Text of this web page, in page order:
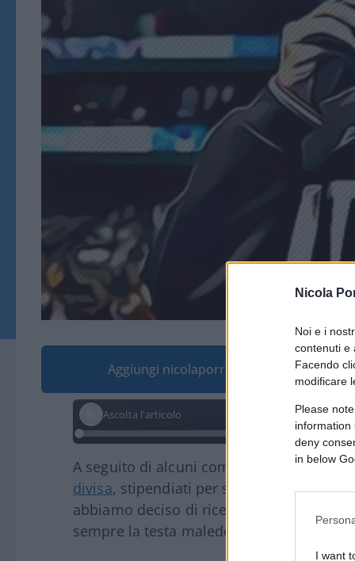
Nicola
Noi e i
contenuti e
Facendo
modificare
Please
information
deny
in below
I want
Aggiungi nicolaporro.it alle tue fonti
Ascolta l'articolo
A seguito di alcuni commenti ricevutiper
divisa, stipendiati per svolgere una
abbiamo deciso di ricercare alcuni
sempre la testa maledettamente dura.